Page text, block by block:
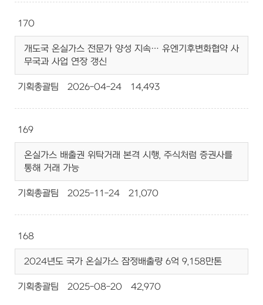
170
개도국 온실가스 전문가 양성 지속… 유엔기후변화협약 사
무국과 사업 연장 갱신
기획총괄팀 2026-04-24 14,493
169
온실가스 배출권 위탁거래 본격 시행, 주식처럼 증권사를
통해 거래 가능
기획총괄팀 2025-11-24 21,070
168
2024년도 국가 온실가스 잠정배출량 6억 9,158만톤
기획총괄팀 2025-08-20 42,970